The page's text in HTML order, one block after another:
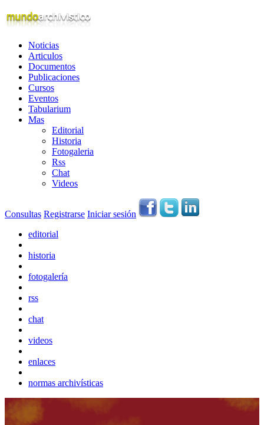
Noticias
Articulos
Documentos
Publicaciones
Cursos
Eventos
Tabularium
Mas
Editorial
Historia
Fotogaleria
Rss
Chat
Videos
Consultas Registrarse Iniciar sesión
editorial
historia
fotogalería
rss
chat
videos
enlaces
normas archivísticas